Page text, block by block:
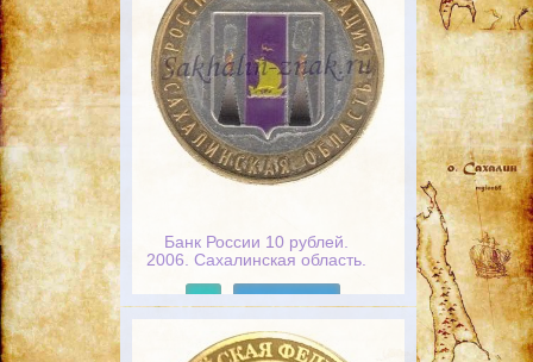
Банк России 10 рублей.
2006. Сахалинская область.